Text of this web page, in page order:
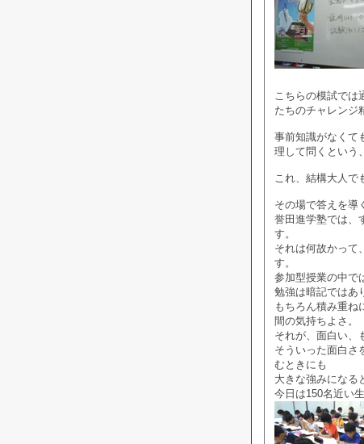
こちらの模試では
たちのチャレンジ
事前知識がなくて
理して問くという
これ、結構大人で
その場で答えを導
誉田進学塾では、
す。
それは何故かって
す。
参加型授業の中で
勉強は暗記ではあ
もちろん積み重ね
間の気持ちよさ。
それが、面白い、
そういった面白さ
むときにも
大きな強みになる
今日は150名近い